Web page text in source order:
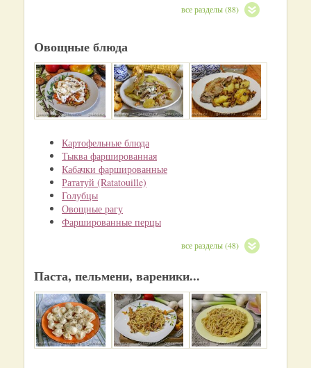
все разделы (88)
Овощные блюда
Картофельные блюда
Тыква фаршированная
Кабачки фаршированные
Рататуй (Ratatouille)
Голубцы
Овощные рагу
Фаршированные перцы
все разделы (48)
Паста, пельмени, вареники...